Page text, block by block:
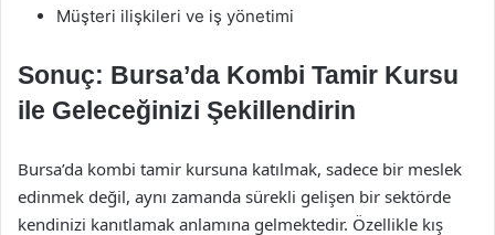
Müşteri ilişkileri ve iş yönetimi
Sonuç: Bursa’da Kombi Tamir Kursu
ile Geleceğinizi Şekillendirin
Bursa’da kombi tamir kursuna katılmak, sadece bir meslek
edinmek değil, aynı zamanda sürekli gelişen bir sektörde
kendinizi kanıtlamak anlamına gelmektedir. Özellikle kış